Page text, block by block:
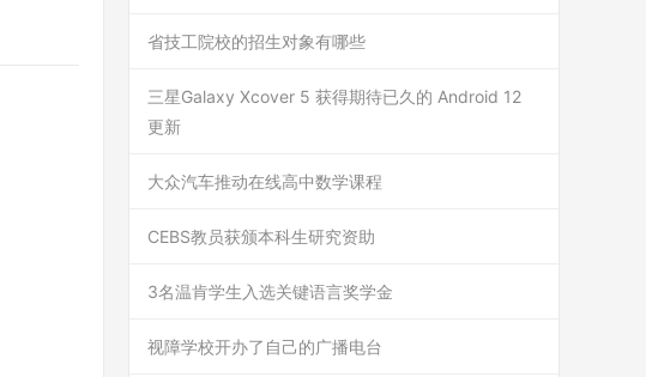
省技工院校的招生对象有哪些
三星Galaxy Xcover 5 获得期待已久的 Android 12
更新
大众汽车推动在线高中数学课程
CEBS教员获颁本科生研究资助
3名温肯学生入选关键语言奖学金
视障学校开办了自己的广播电台